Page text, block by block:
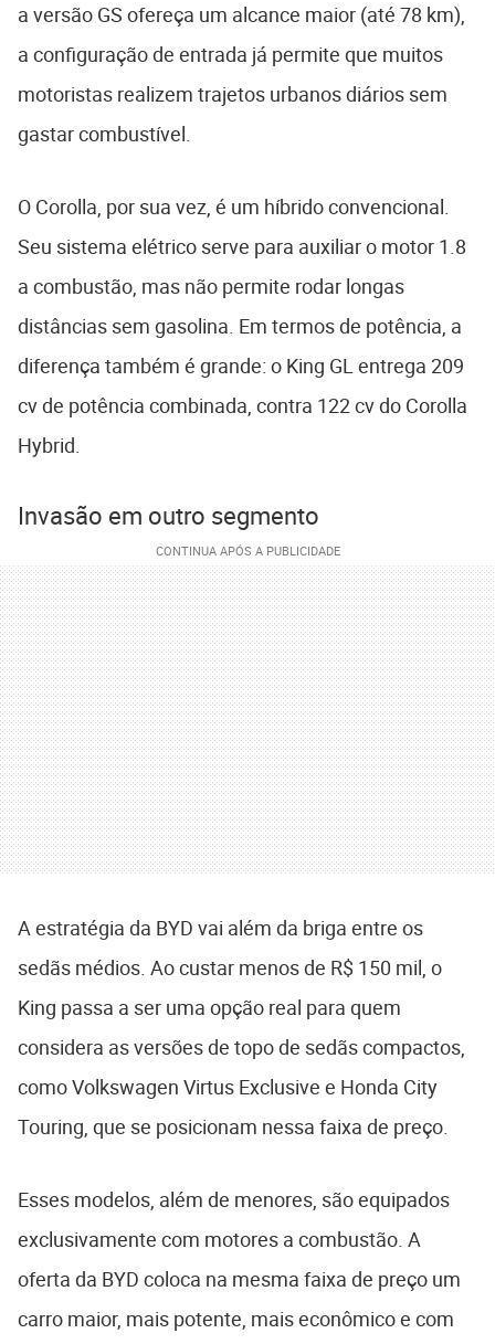
a versão GS ofereça um alcance maior (até 78 km),
a configuração de entrada já permite que muitos
motoristas realizem trajetos urbanos diários sem
gastar combustível.
O Corolla, por sua vez, é um híbrido convencional.
Seu sistema elétrico serve para auxiliar o motor 1.8
a combustão, mas não permite rodar longas
distâncias sem gasolina. Em termos de potência, a
diferença também é grande: o King GL entrega 209
cv de potência combinada, contra 122 cv do Corolla
Hybrid.
Invasão em outro segmento
A estratégia da BYD vai além da briga entre os
sedãs médios. Ao custar menos de R$ 150 mil, o
King passa a ser uma opção real para quem
considera as versões de topo de sedãs compactos,
como Volkswagen Virtus Exclusive e Honda City
Touring, que se posicionam nessa faixa de preço.
Esses modelos, além de menores, são equipados
exclusivamente com motores a combustão. A
oferta da BYD coloca na mesma faixa de preço um
carro maior, mais potente, mais econômico e com